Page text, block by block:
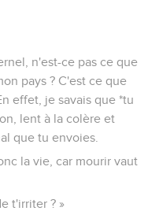
n'est-ce pas ce que
pays ? C'est ce que
effet, je savais que *tu
lent à la colère et
que tu envoies.
la vie, car mourir vaut
t'irriter ? »